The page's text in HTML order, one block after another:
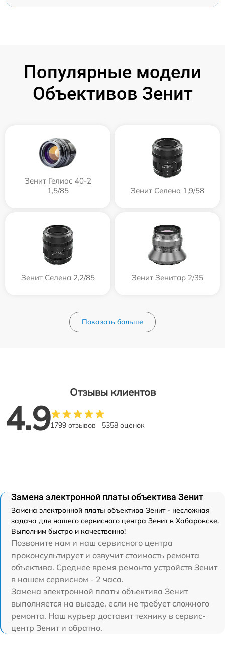
Популярные модели
Объективов Зенит
Зенит Гелиос 40-2
1,5/85
Зенит Селена 1,9/58
Зенит Селена 2,2/85 Зенит Зенитар 2/35
Показать больше
Отзывы клиентов
4.91799 отзывов 5358 оценок
Замена электронной платы объектива Зенит
Замена электронной платы объектива Зенит - несложная
задача для нашего сервисного центра Зенит в Хабаровске.
Выполним быстро и качественно!
Позвоните нам и наш сервисного центра
проконсультирует и озвучит стоимость ремонта
объектива. Среднее время ремонта устройств Зенит
в нашем сервисном - 2 часа.
Замена электронной платы объектива Зенит
выполняется на выезде, если не требует сложного
ремонта. Наш курьер доставит технику в сервис-
центр Зенит и обратно.